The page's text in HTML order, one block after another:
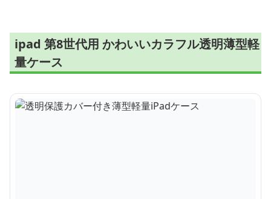
ipad 第8世代用 かわいいカラフル透明薄型軽
量ケース